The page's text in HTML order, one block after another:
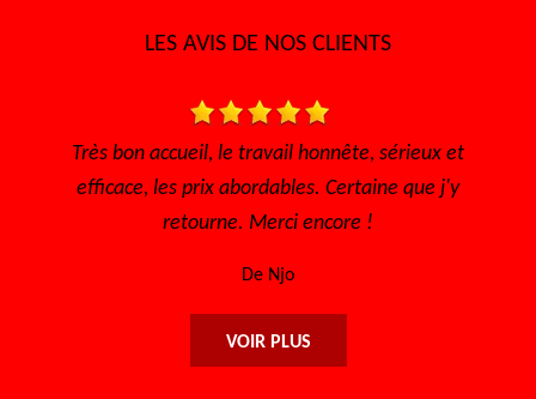
LES AVIS DE NOS CLIENTS
Très bon accueil Des gens consciencieux et
sympathique Très bon tarif
VOIR PLUS